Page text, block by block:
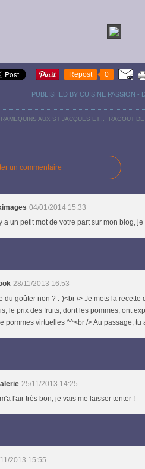
Repost 0
PUBLISHED BY CUISINE PASSION -
AUX ST JACQUES ET... RAGOUT
un commentaire
04/01/2014 15:33
a un petit mot de votre part sur mon blog, je
28/11/2013 16:53
du goûter non ? :-)<br /> Je mets la recette
le prix des fruits, dont les pommes, ont
pommes virtuelles ^^<br /> Au passage,
25/11/2013 14:25
l'air très bon, je vais me laisser tenter !
2013 15:55